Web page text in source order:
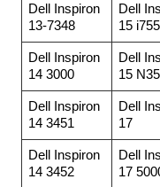
Dell Inspiron
13-7348
Dell
15
Dell Inspiron
14 3000
Dell
15
Dell Inspiron
14 3451
Dell
17
Dell Inspiron
14 3452
Dell
17